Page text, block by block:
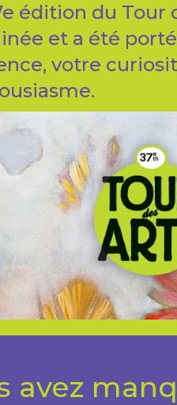
édition du Tour
et a été
votre
avez